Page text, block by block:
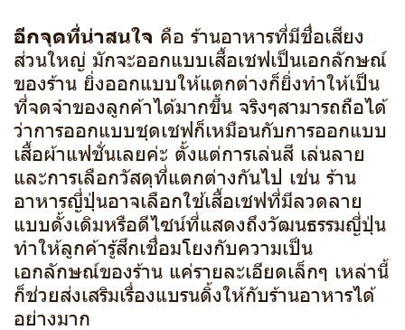
อีกจุดที่น่าสนใจ คือ ร้านอาหารที่มีชื่อเสียง
ส่วนใหญ่ มักจะออกแบบเสื้อเชฟเป็นเอกลักษณ์
ของร้าน ยิ่งออกแบบให้แตกต่างก็ยิ่งทำให้เป็น
ที่จดจำของลูกค้าได้มากขึ้น จริงๆสามารถถือได้
ว่าการออกแบบชุดเชฟก็เหมือนกับการออกแบบ
เสื้อผ้าแฟชั่นเลยค่ะ ตั้งแต่การเล่นสี เล่นลาย
และการเลือกวัสดุที่แตกต่างกันไป เช่น ร้าน
อาหารญี่ปุ่นอาจเลือกใช้เสื้อเชฟที่มีลวดลาย
แบบดั้งเดิมหรือดีไซน์ที่แสดงถึงวัฒนธรรมญี่ปุ่น
ทำให้ลูกค้ารู้สึกเชื่อมโยงกับความเป็น
เอกลักษณ์ของร้าน แค่รายละเอียดเล็กๆ เหล่านี้
ก็ช่วยส่งเสริมเรื่องแบรนดิ้งให้กับร้านอาหารได้
อย่างมาก